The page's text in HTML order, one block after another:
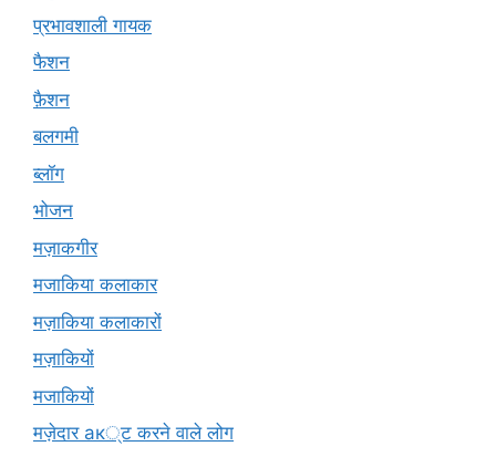
प्रभावशाली गायक
फैशन
फ़ैशन
बलगमी
ब्लॉग
भोजन
मज़ाकगीर
मजाकिया कलाकार
मज़ाकिया कलाकारों
मज़ाकियों
मजाकियों
मज़ेदार ак्ट करने वाले लोग